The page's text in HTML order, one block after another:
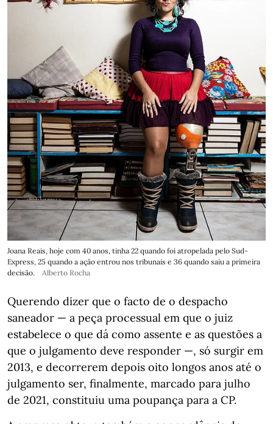
Joana Reais, hoje com 40 anos, tinha 22 quando foi atropelada pelo Sud-
Express, 25 quando a ação entrou nos tribunais e 36 quando saiu a primeira
decisão.
Alberto Rocha
Querendo dizer que o facto de o despacho
saneador — a peça processual em que o juiz
estabelece o que dá como assente e as questões a
que o julgamento deve responder —, só surgir em
2013, e decorrerem depois oito longos anos até o
julgamento ser, finalmente, marcado para julho
de 2021, constituiu uma poupança para a CP.